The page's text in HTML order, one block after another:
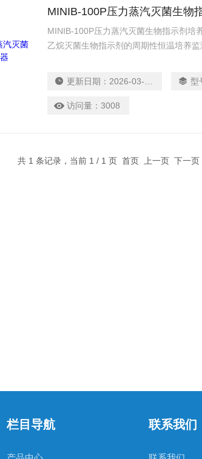
MINIB-100P压力蒸汽灭菌生物
MINIB-100P压力蒸汽灭菌生物指示剂培
乙烷灭菌生物指示剂的周期性恒温培养
更新日期： 2026-03-18 型
访问量：3008
共 1 条记录，当前 1 / 1 页 首页 上一页 下一
栏目导航 联系我们